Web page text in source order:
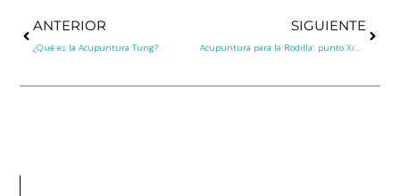
ANTERIOR
¿Qué es la Acupuntura Tung?
SIGUIENTE